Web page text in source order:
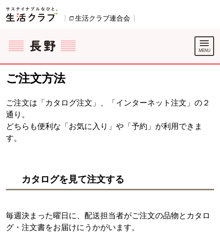
ページの先頭です。
生活クラブ連合会
ここからサイト内共通メニューです。
サイト内共通メニューをスキップする
サイト内共通メニューここまで。
ご注文方法
ご注文は「カタログ注文」、「インターネット注文」の２
通り。
どちらも便利な「お気に入り」や「予約」が利用できま
す。
カタログを見て注文する
毎週決まった曜日に、配送担当者がご注文の品物とカタロ
グ・注文書をお届けにうかがいます。